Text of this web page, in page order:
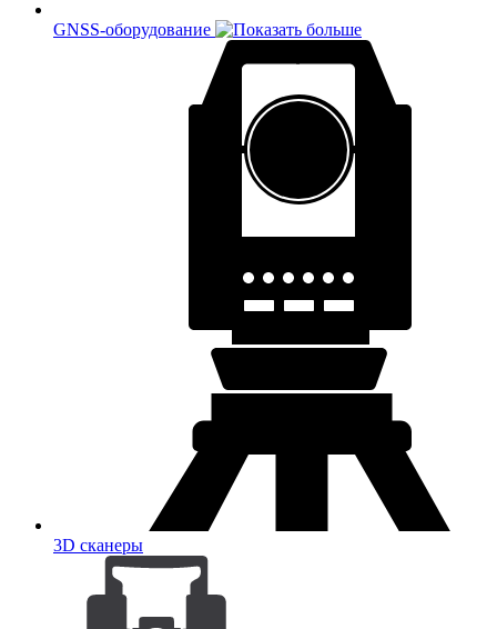
GNSS-оборудование
3D сканеры